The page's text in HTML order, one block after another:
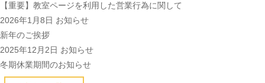
【重要】教室ページを利用した営業行為に関して
2026年1月8日 お知らせ
新年のご挨拶
2025年12月2日 お知らせ
冬期休業期間のお知らせ